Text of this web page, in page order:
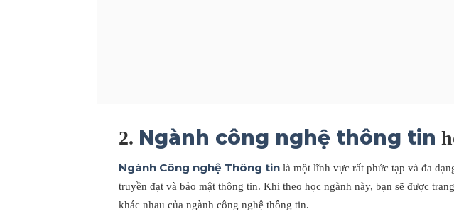
2. Ngành công nghệ thông tin
Ngành Công nghệ Thông tin là một lĩnh vực rất phức tạp và đa
truyền đạt và bảo mật thông tin. Khi theo học ngành này, bạn sẽ được
khác nhau của ngành công nghệ thông tin.